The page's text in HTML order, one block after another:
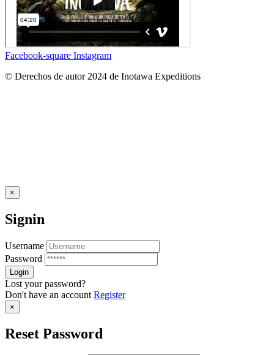
Facebook-square Instagram
© Derechos de autor 2024 de Inotawa Expeditions
×
Signin
Username
Password
Lost your password?
Don't have an account Register
×
Reset Password